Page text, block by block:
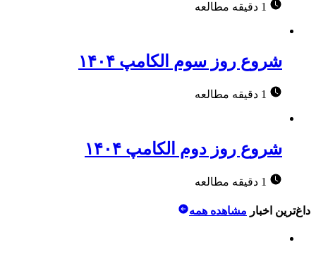
1 دقیقه مطالعه
شروع روز سوم الکامپ ۱۴۰۴
1 دقیقه مطالعه
شروع روز دوم الکامپ ۱۴۰۴
1 دقیقه مطالعه
داغ‌ترین اخبار مشاهده همه